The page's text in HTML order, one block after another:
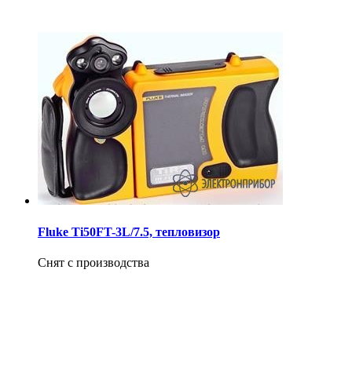
Fluke Ti50FT-3L/7.5, тепловизор
Снят с производства